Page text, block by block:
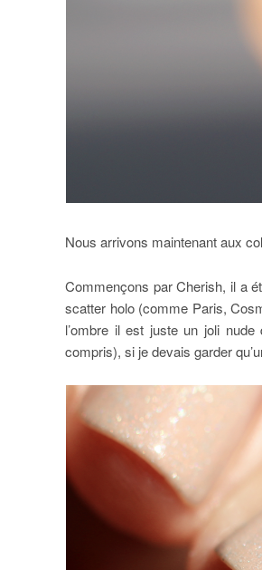
Nous arrivons maintenant aux
Commençons par Cherish, il a
scatter holo (comme Paris,
l’ombre il est juste un joli
compris), si je devais garder